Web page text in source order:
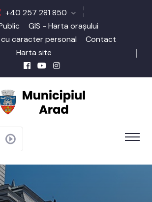
+40 257 281 850
GIS - Harta orașului
caracter personal
Contact
Harta site